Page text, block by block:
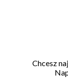
Chcesz